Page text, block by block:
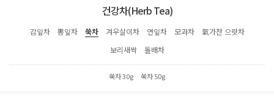
건강차(Herb Tea)
감잎차 뽕잎차 쑥차 겨우살이차 연잎차 모과차
氣가찬 으랏차
보리새싹
돌배차
쑥차 30g 쑥차 50g